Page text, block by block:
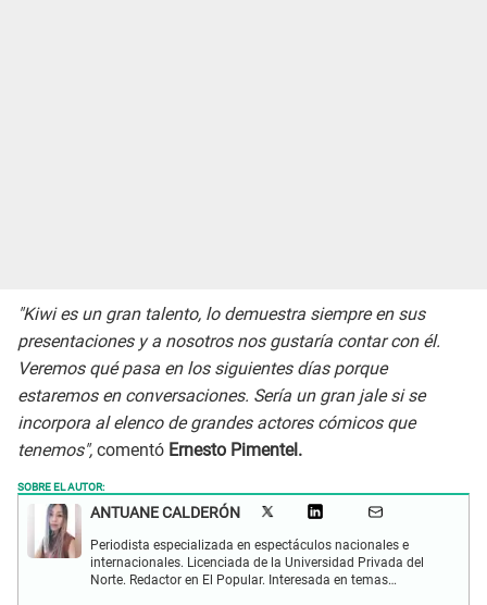
"Kiwi es un gran talento, lo demuestra siempre en sus
presentaciones y a nosotros nos gustaría contar con él.
Veremos qué pasa en los siguientes días porque
estaremos en conversaciones. Sería un gran jale si se
incorpora al elenco de grandes actores cómicos que
tenemos", comentó Ernesto Pimentel.
SOBRE EL AUTOR:
ANTUANE CALDERÓN
Periodista especializada en espectáculos nacionales e
internacionales. Licenciada de la Universidad Privada del
Norte. Redactor en El Popular. Interesada en temas